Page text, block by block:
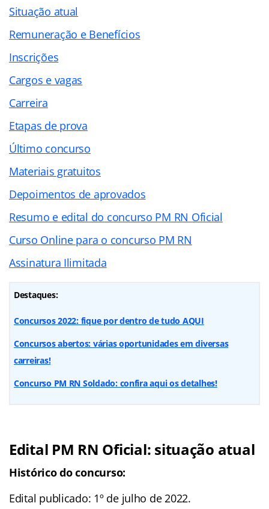
Situação atual
Remuneração e Benefícios
Inscrições
Cargos e vagas
Carreira
Etapas de prova
Último concurso
Materiais gratuitos
Depoimentos de aprovados
Resumo e edital do concurso PM RN Oficial
Curso Online para o concurso PM RN
Assinatura Ilimitada
Destaques:
Concursos 2022: fique por dentro de tudo AQUI
Concursos abertos: várias oportunidades em diversas
carreiras!
Concurso PM RN Soldado: confira aqui os detalhes!
Edital PM RN Oficial: situação atual
Histórico do concurso:
Edital publicado: 1º de julho de 2022.